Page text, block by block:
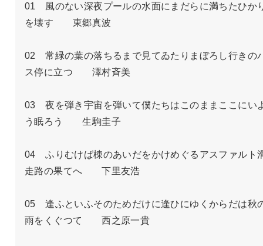
01　風のない深夜プールの水面にまだらに満ちたひか
を壊す　　東郷真波
02　常緑の葉の落ちるまで見てゐたりまぼろし行きの
ス停に立つ　　澤村斉美
03　夜を弾き宇宙を弾いて僕たちはこのままここにい
う眠ろう　　生駒圭子
04　ふりむけば棟のあいだをかけめぐるアスファルト
走路の果てへ　　下里友浩
05　逢ふといふそのためだけに逢ひにゆくからだは秋
雨をくぐつて　　西之原一貴